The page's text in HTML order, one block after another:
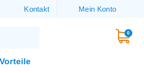
Kontakt Mein Konto
0
Vorteile